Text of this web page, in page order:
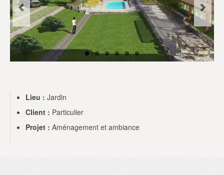
Lieu : Jardin
Client : Particulier
Projet : Aménagement et ambiance